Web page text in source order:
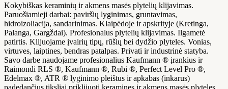
Kokybiškas keraminių ir akmens masės plytelių klijavimas.
Paruošiamieji darbai: paviršių lyginimas, gruntavimas,
hidroizoliacija, sandarinimas. Klaipėdoje ir apskrityje (Kretinga,
Palanga, Gargždai). Profesionalus plytelių klijavimas. Ilgametė
patirtis. Klijuojame įvairių tipų, rūšių bei dydžio plyteles. Vonias,
virtuves, laiptines, bendras patalpas. Privati ir industrinė statyba.
Savo darbe naudojame profesionalius Kaufmann ® įrankius ir
Raimondi RLS ®, Kaufmann ®, Rubi ®, Perfect Level Pro ®,
Edelmax ®, ATR ® lyginimo pleištus ir apkabas (inkarus)
padedančius tiksliai priklijuoti keramines ir akmens masės plyteles.